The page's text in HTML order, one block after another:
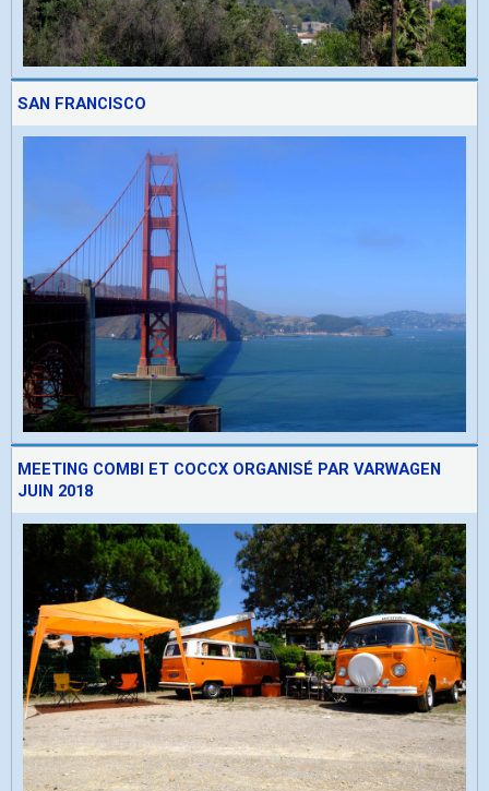
SAN FRANCISCO
MEETING COMBI ET COCCX ORGANISÉ PAR VARWAGEN
JUIN 2018